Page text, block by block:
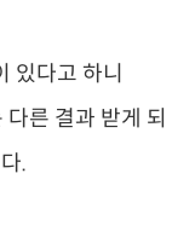
있다고 하니
른 결과 받게 되
.